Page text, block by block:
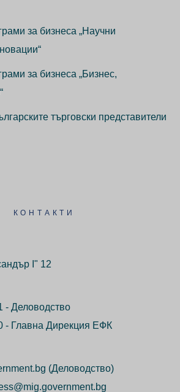
за бизнеса „Научни
за бизнеса „Бизнес,
търговски представители
КОНТАКТИ
I" 12
- Деловодство
- Главна Дирекция ЕФК
(Деловодство)